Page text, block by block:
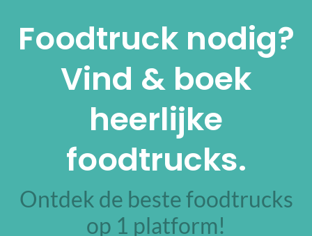
Foodtruck nodig?
Vind & boek
heerlijke
foodtrucks.
Ontdek de beste foodtrucks
op 1 platform!